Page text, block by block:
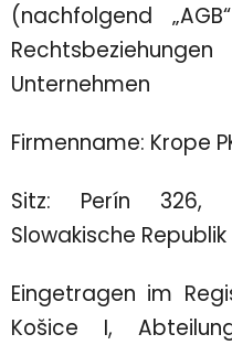
(nachfolgend
Unternehmen
Firmenname: Krope
Sitz: Perín 326,
Slowakische Republik
Eingetragen im
Košice I,